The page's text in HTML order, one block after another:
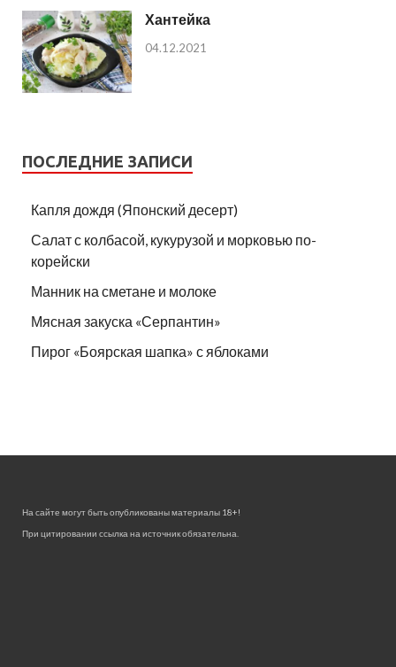
Хантейка
04.12.2021
ПОСЛЕДНИЕ ЗАПИСИ
Капля дождя (Японский десерт)
Салат с колбасой, кукурузой и морковью по-
корейски
Манник на сметане и молоке
Мясная закуска «Серпантин»
Пирог «Боярская шапка» с яблоками
На сайте могут быть опубликованы материалы 18+!
При цитировании ссылка на источник обязательна.